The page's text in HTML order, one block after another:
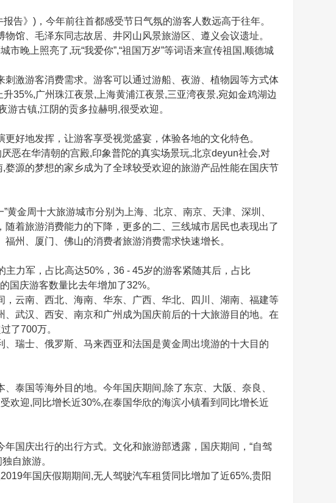
》)，今年前往首都感受节日气氛的游客人数远高于往年。
馆、毛泽东同志故居、井冈山风景旅游区、遵义会议遗址。
上照亮了,玩“我爱你”,“祖国万岁”等词语来宣传祖国,顺德城
游客消费需求。游客可以通过游船、夜游、植物园等方式体
35%,广州珠江夜景,上海黄浦江夜景,三亚湾夜景,宛如金鸡湖边
古镇,江阴的贡多拉赫明,很受欢迎。
地发挥，让游客享受视觉盛宴，体验各地的文化特色。
恶在华清朝的宫殿,印象普陀的真实场景玩,北京deyun社会,对
源的梦想的家乡成为了全球较受欢迎的旅游产品性能在国庆节
金周十大旅游城市分别为上海、北京、南京、天津、深圳、
着旅游消费能力的下降，更多的二、三线城市居民也表现出了
州、厦门、佛山的消费者旅游消费需求快速增长。
力军，占比高达50%，36 - 45岁的游客紧随其后，占比
国庆游客数量比去年增加了32%。
南、西北、海南、华东、广西、华北、四川、湖南、福建等
武汉、西安、南京和广州成为国庆前后的十大旅游目的地。在
了700万。
瑞士、俄罗斯、马来西亚和法国是黄金周出境游的十大目的
国等海外目的地。今年国庆期间,除了东京、大阪、奈良、
欢迎,同比增长近30%,在泰国华欣的海滨小镇看到同比增长近
庆出行的出行方式。文化和旅游部透露，国庆期间，“自驾
自旅游。
年国庆假期期间,无人驾驶汽车租赁同比增加了近65%,贵阳